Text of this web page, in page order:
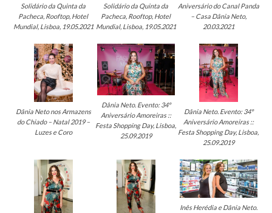
Solidário da Quinta da
Pacheca, Rooftop, Hotel
Mundial, Lisboa, 19.05.2021
Solidário da Quinta da
Pacheca, Rooftop, Hotel
Mundial, Lisboa, 19.05.2021
Aniversário do Canal Panda
– Casa Dânia Neto,
20.03.2021
Dânia Neto nos Armazens
do Chiado – Natal 2019 –
Luzes e Coro
Dânia Neto. Evento: 34º
Aniversário Amoreiras ::
Festa Shopping Day, Lisboa,
25.09.2019
Dânia Neto. Evento: 34º
Aniversário Amoreiras ::
Festa Shopping Day, Lisboa,
25.09.2019
Inês Herédia e Dânia Neto.